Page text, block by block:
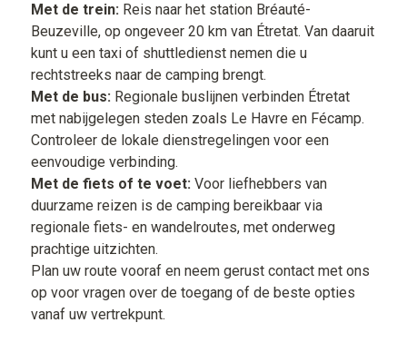
Met de trein: Reis naar het station Bréauté-
Beuzeville, op ongeveer 20 km van Étretat. Van daaruit
kunt u een taxi of shuttledienst nemen die u
rechtstreeks naar de camping brengt.
Met de bus: Regionale buslijnen verbinden Étretat
met nabijgelegen steden zoals Le Havre en Fécamp.
Controleer de lokale dienstregelingen voor een
eenvoudige verbinding.
Met de fiets of te voet: Voor liefhebbers van
duurzame reizen is de camping bereikbaar via
regionale fiets- en wandelroutes, met onderweg
prachtige uitzichten.
Plan uw route vooraf en neem gerust contact met ons
op voor vragen over de toegang of de beste opties
vanaf uw vertrekpunt.